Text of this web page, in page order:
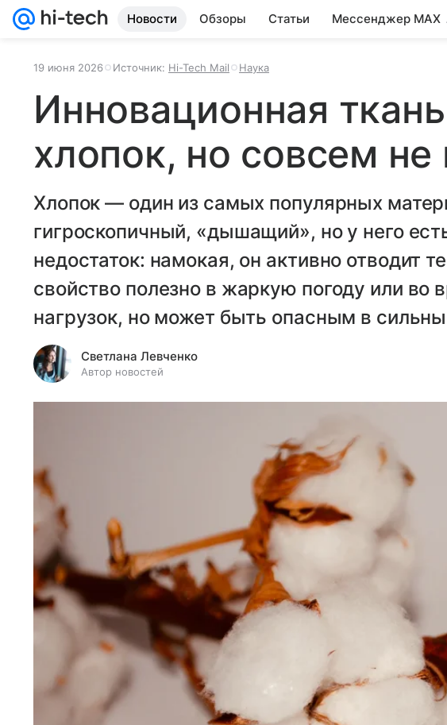
Новости Обзоры Статьи Мессенджер MAX
19 июня 2026 Источник: Hi-Tech Mail Наука
Инновационная
хлопок, но совсем не
Хлопок — один из самых популярных
гигроскопичный, «дышащий», но у него
недостаток: намокая, он активно отводит
свойство полезно в жаркую погоду или во
нагрузок, но может быть опасным в
Светлана Левченко
Автор новостей